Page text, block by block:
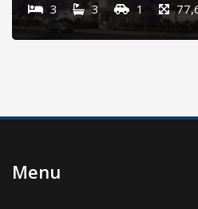
3 3 1
Menu